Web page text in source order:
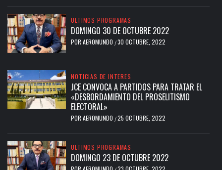
ULTIMOS PROGRAMAS
DOMINGO 30 DE OCTUBRE 2022
POR AEROMUNDO /30 OCTUBRE, 2022
NOTICIAS DE INTERES
JCE CONVOCA A PARTIDOS PARA TRATAR EL
«DESBORDAMIENTO DEL PROSELITISMO
ELECTORAL»
POR AEROMUNDO /25 OCTUBRE, 2022
ULTIMOS PROGRAMAS
DOMINGO 23 DE OCTUBRE 2022